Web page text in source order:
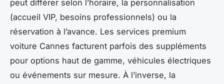
peut différer selon l’horaire, la personnalisation
(accueil VIP, besoins professionnels) ou la
réservation à l’avance. Les services premium
voiture Cannes facturent parfois des suppléments
pour options haut de gamme, véhicules électriques
ou événements sur mesure. À l’inverse, la